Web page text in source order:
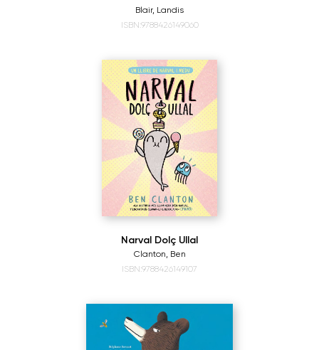
Blair, Landis
ISBN:9788426149060
Narval Dolç Ullal
Clanton, Ben
ISBN:9788426149107